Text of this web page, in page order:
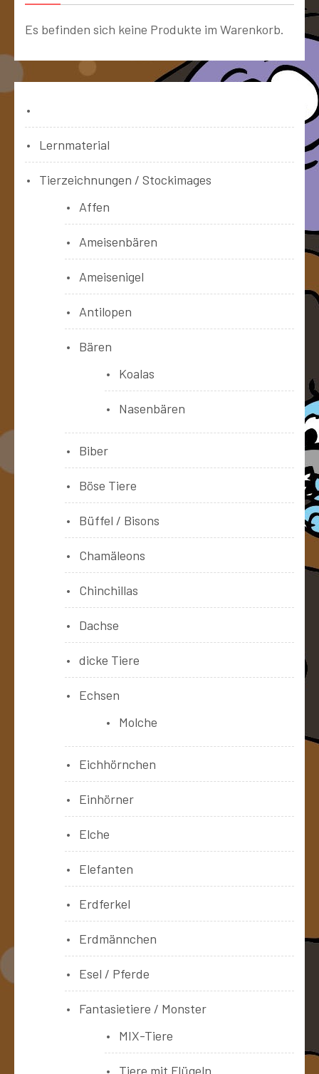
Es befinden sich keine Produkte im Warenkorb.
Lernmaterial
Tierzeichnungen / Stockimages
Affen
Ameisenbären
Ameisenigel
Antilopen
Bären
Koalas
Nasenbären
Biber
Böse Tiere
Büffel / Bisons
Chamäleons
Chinchillas
Dachse
dicke Tiere
Echsen
Molche
Eichhörnchen
Einhörner
Elche
Elefanten
Erdferkel
Erdmännchen
Esel / Pferde
Fantasietiere / Monster
MIX-Tiere
Tiere mit Flügeln